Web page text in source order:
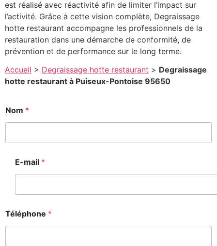
est réalisé avec réactivité afin de limiter l’impact sur
l’activité. Grâce à cette vision complète, Degraissage
hotte restaurant accompagne les professionnels de la
restauration dans une démarche de conformité, de
prévention et de performance sur le long terme.
Accueil > Degraissage hotte restaurant > Degraissage
hotte restaurant à Puiseux-Pontoise 95650
Nom *
E-mail *
Téléphone *